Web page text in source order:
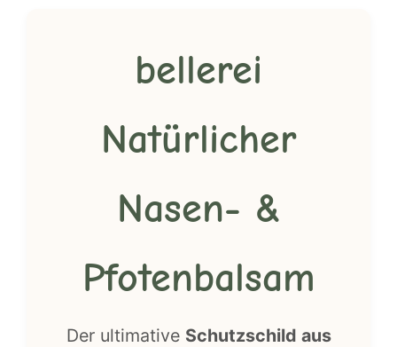
bellerei
Natürlicher
Nasen- &
Pfotenbalsam
Der ultimative Schutzschild aus